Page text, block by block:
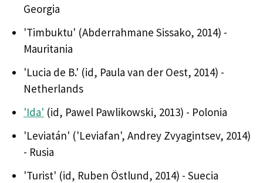
Georgia
'Timbuktu' (Abderrahmane Sissako, 2014) -
Mauritania
'Lucia de B.' (id, Paula van der Oest, 2014) -
Netherlands
'Ida' (id, Pawel Pawlikowski, 2013) - Polonia
'Leviatán' ('Leviafan', Andrey Zvyagintsev, 2014)
- Rusia
'Turist' (id, Ruben Östlund, 2014) - Suecia